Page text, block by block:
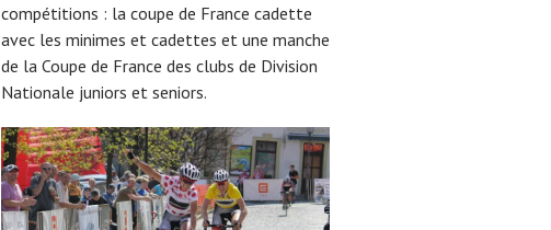
compétitions : la coupe de France cadette
avec les minimes et cadettes et une manche
de la Coupe de France des clubs de Division
Nationale juniors et seniors.